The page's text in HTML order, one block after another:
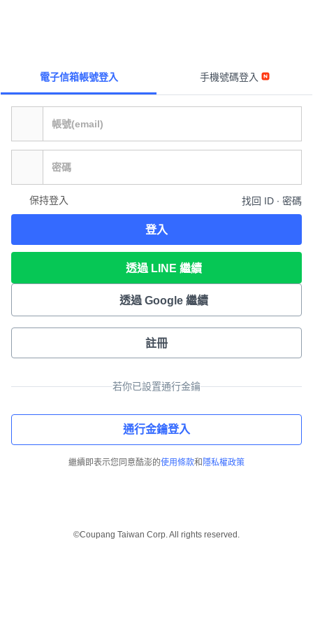
電子信箱帳號登入 手機號碼登入
保持登入 找回 ID ∙ 密碼
登入
透過 LINE 繼續
透過 Google 繼續
註冊
若你已設置通行金鑰
通行金鑰登入
繼續即表示您同意酷澎的使用條款和 隱私權政策
©Coupang Taiwan Corp. All rights reserved.